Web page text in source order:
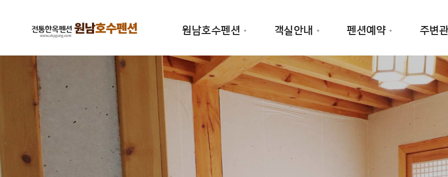
원남호수펜션 객실안내 펜션예약 주변